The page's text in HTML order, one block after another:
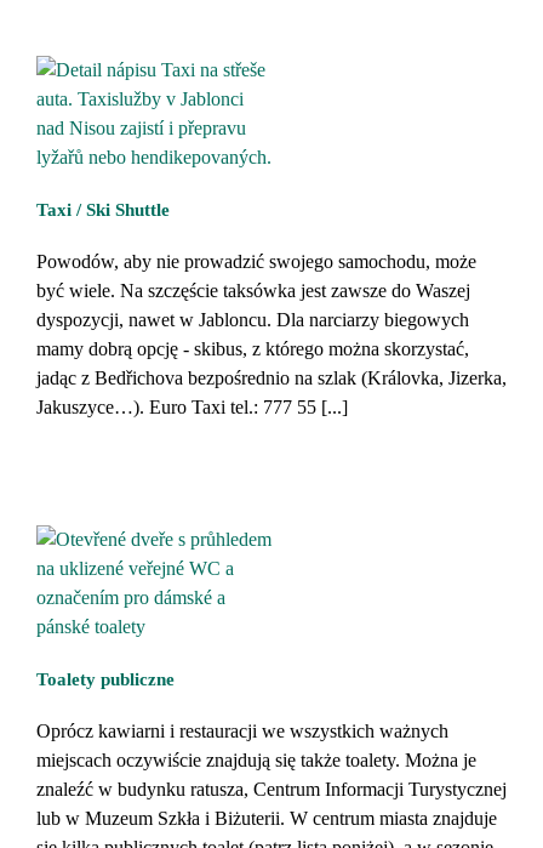
Taxi / Ski Shuttle
Powodów, aby nie prowadzić swojego samochodu, może
być wiele. Na szczęście taksówka jest zawsze do Waszej
dyspozycji, nawet w Jabloncu. Dla narciarzy biegowych
mamy dobrą opcję - skibus, z którego można skorzystać,
jadąc z Bedřichova bezpośrednio na szlak (Královka, Jizerka,
Jakuszyce…). Euro Taxi tel.: 777 55 [...]
Toalety publiczne
Oprócz kawiarni i restauracji we wszystkich ważnych
miejscach oczywiście znajdują się także toalety. Można je
znaleźć w budynku ratusza, Centrum Informacji Turystycznej
lub w Muzeum Szkła i Biżuterii. W centrum miasta znajduje